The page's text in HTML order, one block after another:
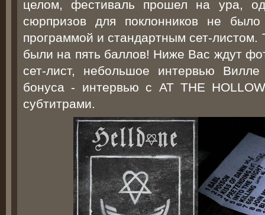
целом, фестиваль прошел на ура,
сюрпризов для поклонников не
программой и стандартным сет-
были на пять баллов! Ниже Вас ждут
сет-лист, небольшое интервью
бонуса - интервью с AT THE
субтитрами.